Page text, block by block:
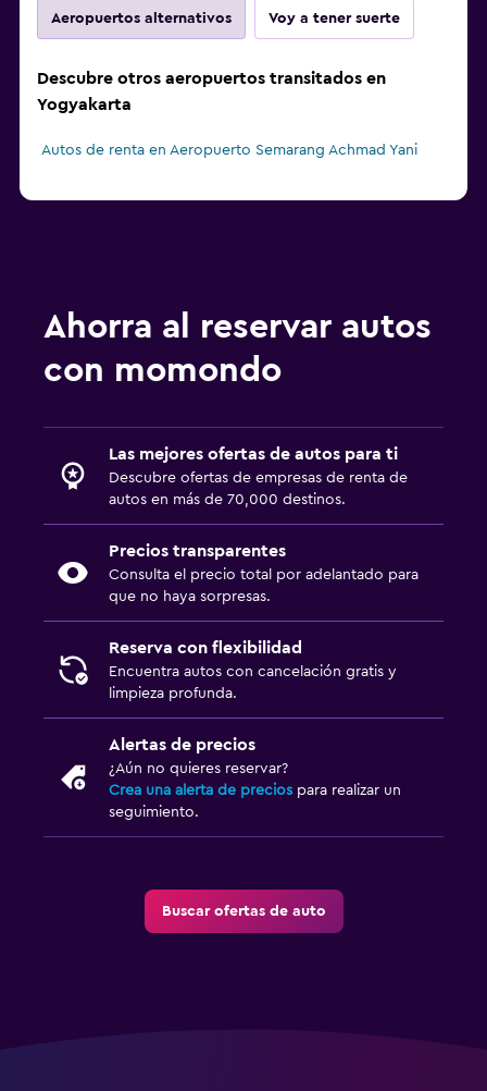
Aeropuertos alternativos Voy a tener suerte
Descubre otros aeropuertos transitados en
Yogyakarta
Autos de renta en Aeropuerto Semarang Achmad Yani
Ahorra al reservar autos
con momondo
Las mejores ofertas de autos para ti
Descubre ofertas de empresas de renta de
autos en más de 70,000 destinos.
Precios transparentes
Consulta el precio total por adelantado para
que no haya sorpresas.
Reserva con flexibilidad
Encuentra autos con cancelación gratis y
limpieza profunda.
Alertas de precios
¿Aún no quieres reservar?
Crea una alerta de precios para realizar un
seguimiento.
Buscar ofertas de auto